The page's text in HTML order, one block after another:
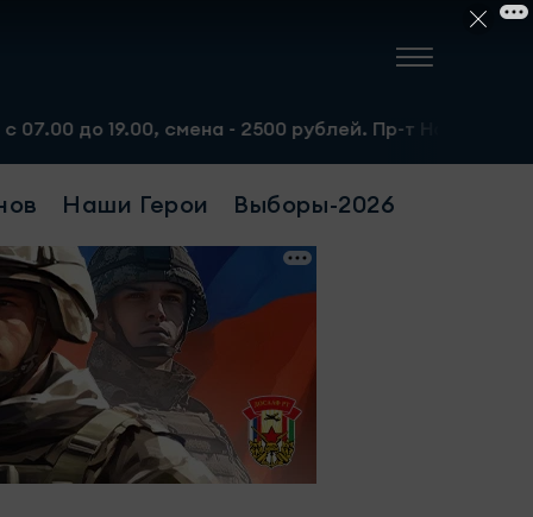
19.00, смена - 2500 рублей. Пр-т
Наши Герои Выборы-2026